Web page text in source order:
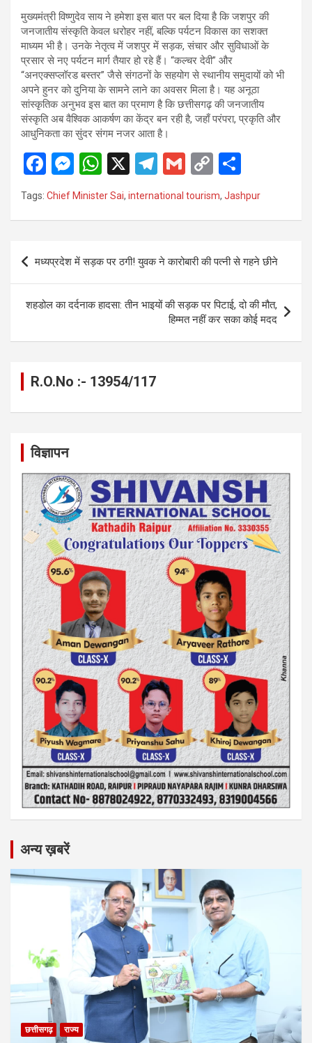
मुख्यमंत्री विष्णुदेव साय ने हमेशा इस बात पर बल दिया है कि जशपुर की
जनजातीय संस्कृति केवल धरोहर नहीं, बल्कि पर्यटन विकास का सशक्त
माध्यम भी है। उनके नेतृत्व में जशपुर में सड़क, संचार और सुविधाओं के
प्रसार से नए पर्यटन मार्ग तैयार हो रहे हैं। “कल्चर देवी” और
“अनएक्सप्लॉरड बस्तर” जैसे संगठनों के सहयोग से स्थानीय समुदायों को भी
अपने हुनर को दुनिया के सामने लाने का अवसर मिला है। यह अनूठा
सांस्कृतिक अनुभव इस बात का प्रमाण है कि छत्तीसगढ़ की जनजातीय
संस्कृति अब वैश्विक आकर्षण का केंद्र बन रही है, जहाँ परंपरा, प्रकृति और
आधुनिकता का सुंदर संगम नजर आता है।
F
a
o
o
k
M
es
g
er
W
h
A
p
X
T
el
a
G
m
C
py
n
h
ar
Tags: Chief Minister Sai, international tourism, Jashpur
Post
navigation
मध्यप्रदेश में सड़क पर ठगी! युवक ने कारोबारी की पत्नी से गहने छीने
शहडोल का दर्दनाक हादसा: तीन भाइयों की सड़क पर पिटाई, दो की मौत,
हिम्मत नहीं कर सका कोई मदद
R.O.No :- 13954/117
विज्ञापन
अन्य ख़बरें
छत्तीसगढ़ राज्य